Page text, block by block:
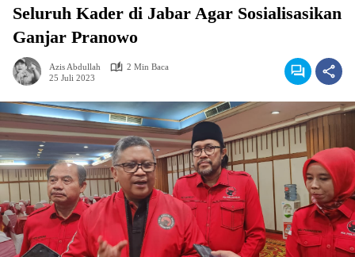
Seluruh Kader di Jabar Agar Sosialisasikan
Ganjar Pranowo
Azis Abdullah
2 Min Baca
25 Juli 2023